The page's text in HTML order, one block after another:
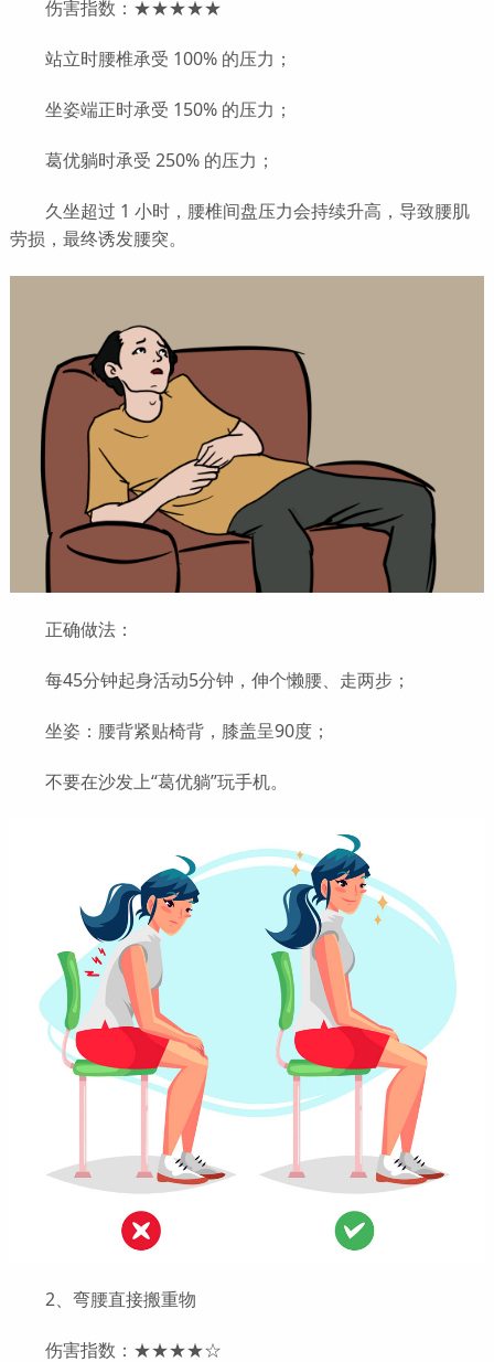
伤害指数：★★★★★
站立时腰椎承受 100% 的压力；
坐姿端正时承受 150% 的压力；
葛优躺时承受 250% 的压力；
久坐超过 1 小时，腰椎间盘压力会持续升高，导致腰肌
劳损，最终诱发腰突。
正确做法：
每45分钟起身活动5分钟，伸个懒腰、走两步；
坐姿：腰背紧贴椅背，膝盖呈90度；
不要在沙发上“葛优躺”玩手机。
2、弯腰直接搬重物
伤害指数：★★★★☆